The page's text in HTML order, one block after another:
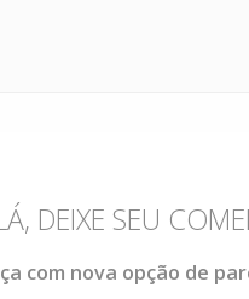
DEIXE SEU
com nova opção de